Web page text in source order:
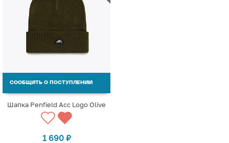
СООБЩИТЬ О ПОСТУПЛЕНИИ
Шапка Penfield Acc Logo Olive
1 690 ₽